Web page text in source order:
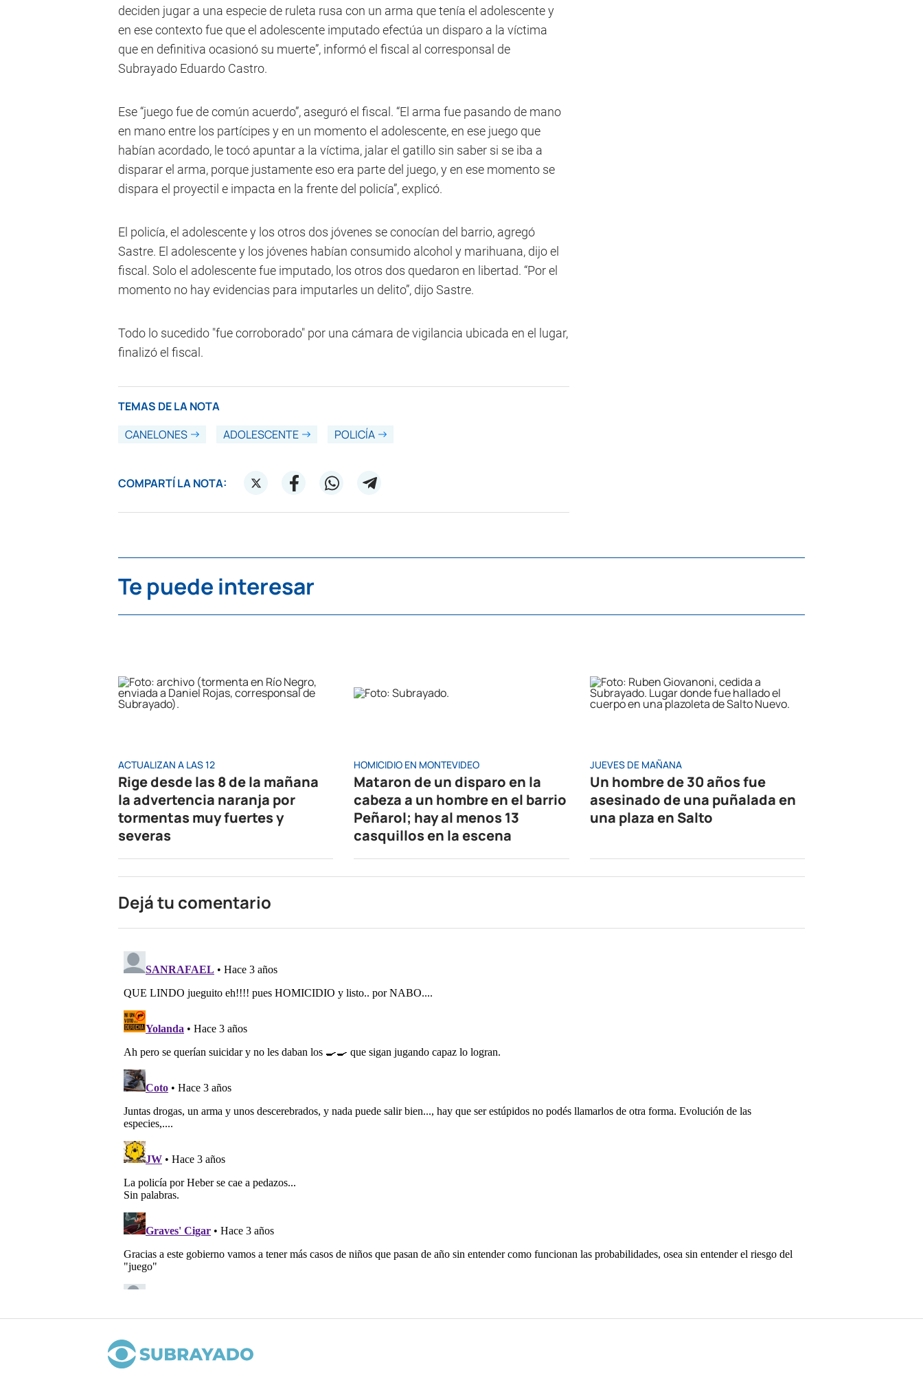
deciden jugar a una especie de ruleta rusa con un arma que tenía el adolescente y
en ese contexto fue que el adolescente imputado efectúa un disparo a la víctima
que en definitiva ocasionó su muerte”, informó el fiscal al corresponsal de
Subrayado Eduardo Castro.
Ese “juego fue de común acuerdo”, aseguró el fiscal. “El arma fue pasando de mano
en mano entre los partícipes y en un momento el adolescente, en ese juego que
habían acordado, le tocó apuntar a la víctima, jalar el gatillo sin saber si se iba a
disparar el arma, porque justamente eso era parte del juego, y en ese momento se
dispara el proyectil e impacta en la frente del policía”, explicó.
El policía, el adolescente y los otros dos jóvenes se conocían del barrio, agregó
Sastre. El adolescente y los jóvenes habían consumido alcohol y marihuana, dijo el
fiscal. Solo el adolescente fue imputado, los otros dos quedaron en libertad. “Por el
momento no hay evidencias para imputarles un delito”, dijo Sastre.
Todo lo sucedido "fue corroborado" por una cámara de vigilancia ubicada en el lugar,
finalizó el fiscal.
TEMAS DE LA NOTA
CANELONES
ADOLESCENTE POLICÍA
COMPARTÍ LA NOTA:
Te puede interesar
ACTUALIZAN A LAS 12
Rige desde las 8 de la mañana
la advertencia naranja por
tormentas muy fuertes y
severas
HOMICIDIO EN MONTEVIDEO
Mataron de un disparo en la
cabeza a un hombre en el barrio
Peñarol; hay al menos 13
casquillos en la escena
JUEVES DE MAÑANA
Un hombre de 30 años fue
asesinado de una puñalada en
una plaza en Salto
Dejá tu comentario